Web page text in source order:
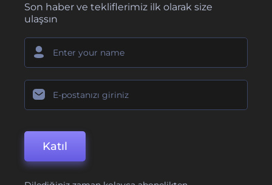
Son haber ve tekliflerimiz ilk olarak size
ulaşsın
Katıl